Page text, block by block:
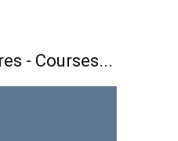
- Courses...